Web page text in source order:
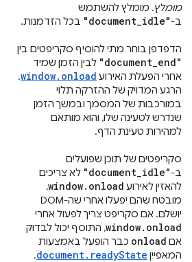
מומלץ. מומלץ להשתמש
ב-
"document_idle" בכל הזדמנות.
הדפדפן בוחר מתי להוסיף סקריפטים בין
"document_end"
לבין הזמן שמיד
אחרי הפעלת האירוע window.onload
.
הרגע המדויק של ההזרקה תלוי
במורכבות של המסמך ובמשך הזמן
שנדרש לטעינה שלו, והוא מותאם
למהירות טעינת הדף.
סקריפטים של תוכן שפועלים
ב-
"document_idle"
לא צריכים
להאזין לאירוע
window. onload
,
מובטח שהם יפעלו אחרי שה-DOM
יושלם. אם סקריפט צריך לפעול אחרי
window. onload
, התוסף יכול לבדוק
אם onload כבר הופעל באמצעות
המאפיין document.readyState
.